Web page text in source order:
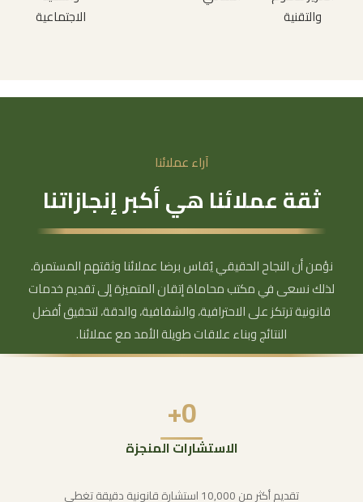
آراء عملائنا
ثقة عملائنا هي أكبر إنجازاتنا
نؤمن أن النجاح الحقيقي يُقاس برضا عملائنا وثقتهم المستمرة.
لذلك نسعى في مكتب محاماة إتقان المتميزة إلى تقديم خدمات
قانونية ترتكز على الاحترافية، والشفافية، والدقة، لتحقيق أفضل
النتائج وبناء علاقات طويلة الأمد مع عملائنا.
الاستشارات المنجزة
0
+
تقديم أكثر من 10,000 استشارة قانونية دقيقة تغطي